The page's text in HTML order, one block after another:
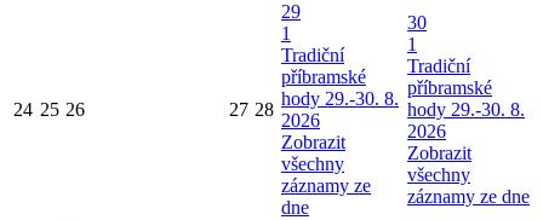
24 25 26 27 28
29
1
Tradiční
příbramské
hody 29.-30. 8.
2026
Zobrazit
všechny
záznamy ze
dne
30
1
Tradiční
příbramské
hody 29.-30. 8.
2026
Zobrazit
všechny
záznamy ze dne